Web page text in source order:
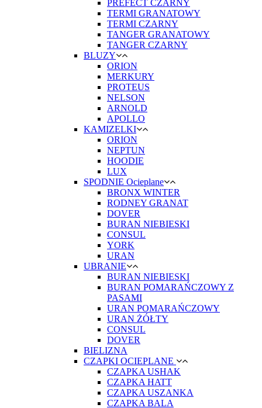
PREFECT CZARNY
TERMI GRANATOWY
TERMI CZARNY
TANGER GRANATOWY
TANGER CZARNY
BLUZY
ORION
MERKURY
PROTEUS
NELSON
ARNOLD
APOLLO
KAMIZELKI
ORION
NEPTUN
HOODIE
LUX
SPODNIE Ocieplane
BRONX WINTER
RODNEY GRANAT
DOVER
BURAN NIEBIESKI
CONSUL
YORK
URAN
UBRANIE
BURAN NIEBIESKI
BURAN POMARAŃCZOWY Z
PASAMI
URAN POMARAŃCZOWY
URAN ŻÓŁTY
CONSUL
DOVER
BIELIZNA
CZAPKI OCIEPLANE
CZAPKA USHAK
CZAPKA HATT
CZAPKA USZANKA
CZAPKA BALA